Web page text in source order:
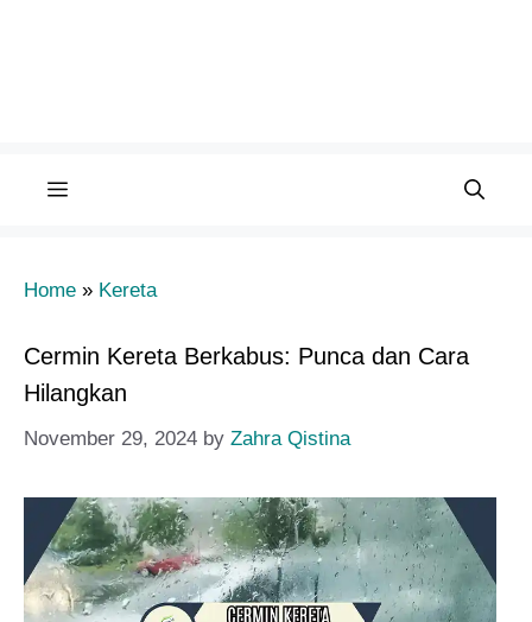
Menu
Home » Kereta
Cermin Kereta Berkabus: Punca dan Cara
Hilangkan
November 29, 2024 by Zahra Qistina